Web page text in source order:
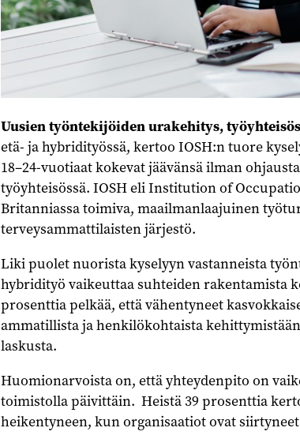
Uusien työntekijöiden urakehitys,
etä- ja hybridityössä, kertoo IOSH:n tuore
18–24-vuotiaat kokevat jäävänsä ilman
työyhteisössä. IOSH eli Institution of
Britanniassa toimiva, maailmanlaajuinen
terveysammattilaisten järjestö.
Liki puolet nuorista kyselyyn vastanneista
hybridityö vaikeuttaa suhteiden rakentamista
prosenttia pelkää, että vähentyneet
ammatillista ja henkilökohtaista
laskusta.
Huomionarvoista on, että yhteydenpito on
toimistolla päivittäin. Heistä 39 prosenttia
heikentyneen, kun organisaatiot ovat